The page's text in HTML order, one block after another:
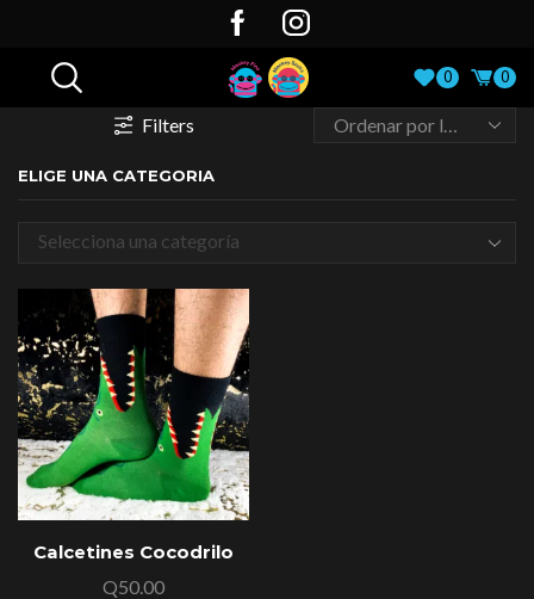
0 0
Filters
ELIGE UNA CATEGORIA
Selecciona una categoría
Calcetines Cocodrilo
Q50.00